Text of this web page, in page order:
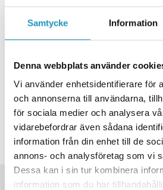
Samtycke Information
Denna webbplats använder
Vi använder enhetsidentifierare för
och annonserna till användarna,
för sociala medier och analysera
vidarebefordrar även sådana
information från din enhet till de
annons- och analysföretag som vi
Dessa kan i sin tur kombinera
information som du har
ONLINELAGER
BUTIKSLAGER 0 I LAGER
Lägsta pris de senaste 30-dagarna: 178 kr
Leverans- & Returinformation
Spara produkt
Produktinformation